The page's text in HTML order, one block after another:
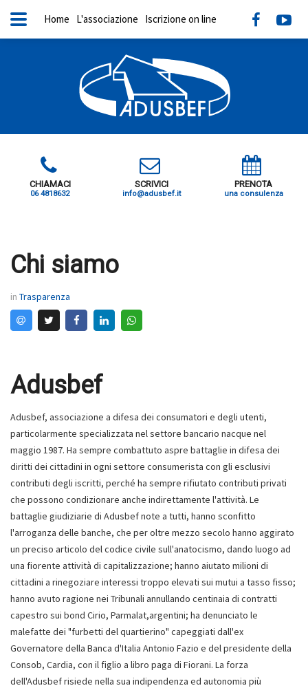
CHIAMACI
06 4818632
SCRIVICI
info@adusbef.it
PRENOTA
una consulenza
Home L'associazione Iscrizione on line
Chi siamo
in Trasparenza
Adusbef
Adusbef, associazione a difesa dei consumatori e degli utenti,
particolarmente specializzata nel settore bancario nacque nel
maggio 1987. Ha sempre combattuto aspre battaglie in difesa dei
diritti dei cittadini in ogni settore consumerista con gli esclusivi
contributi degli iscritti, perché ha sempre rifiutato contributi privati
che possono condizionare anche indirettamente l'attività. Le
battaglie giudiziarie di Adusbef note a tutti, hanno sconfitto
l'arroganza delle banche, che per oltre mezzo secolo hanno aggirato
un preciso articolo del codice civile sull'anatocismo, dando luogo ad
una fiorente attività di capitalizzazione; hanno aiutato milioni di
cittadini a rinegoziare interessi troppo elevati sui mutui a tasso fisso;
hanno avuto ragione nei Tribunali annullando centinaia di contratti
capestro sui bond Cirio, Parmalat,argentini; ha denunciato le
malefatte dei "furbetti del quartierino" capeggiati dall'ex
Governatore della Banca d'Italia Antonio Fazio e del presidente della
Consob, Cardia, con il figlio a libro paga di Fiorani. La forza
dell'Adusbef risiede nella sua indipendenza ed autonomia più